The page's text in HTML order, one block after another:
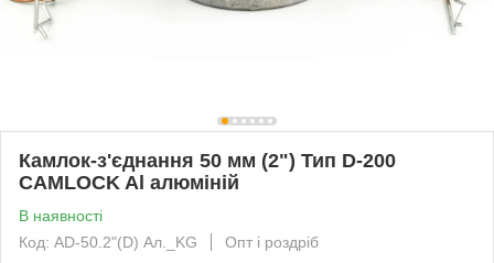
Камлок-з'єднання 50 мм (2") Тип D-200
CAMLOCK Al алюміній
В наявності
Код: AD-50.2"(D) Ал._KG
Опт і роздріб